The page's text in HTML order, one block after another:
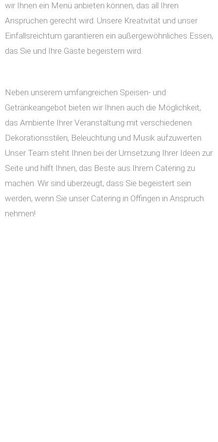
wir Ihnen ein Menü anbieten können, das all Ihren
Ansprüchen gerecht wird. Unsere Kreativität und unser
Einfallsreichtum garantieren ein außergewöhnliches Essen,
das Sie und Ihre Gäste begeistern wird.
Neben unserem umfangreichen Speisen- und
Getränkeangebot bieten wir Ihnen auch die Möglichkeit,
das Ambiente Ihrer Veranstaltung mit verschiedenen
Dekorationsstilen, Beleuchtung und Musik aufzuwerten.
Unser Team steht Ihnen bei der Umsetzung Ihrer Ideen zur
Seite und hilft Ihnen, das Beste aus Ihrem Catering zu
machen. Wir sind überzeugt, dass Sie begeistert sein
werden, wenn Sie unser Catering in Offingen in Anspruch
nehmen!